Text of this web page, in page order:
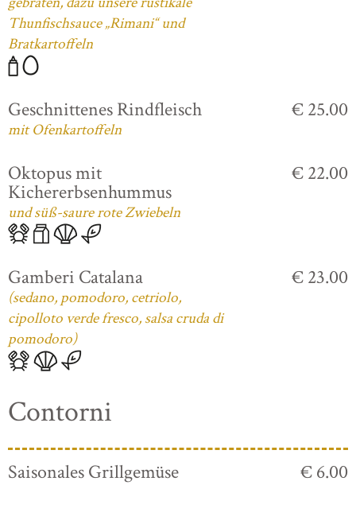
Thunfischsauce „Rimani“ und
Bratkartoffeln
Geschnittenes Rindfleisch
mit Ofenkartoffeln
€ 25.00
Oktopus mit
Kichererbsenhummus
und süß-saure rote Zwiebeln
€ 22.00
Gamberi Catalana
(sedano, pomodoro, cetriolo,
cipolloto verde fresco, salsa cruda di
pomodoro)
€ 23.00
Contorni
Saisonales Grillgemüse € 6.00